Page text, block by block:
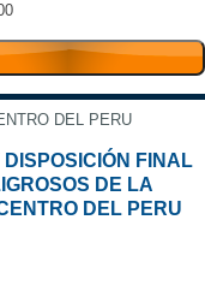
DEL PERU
FINAL
DE LA
DEL PERU